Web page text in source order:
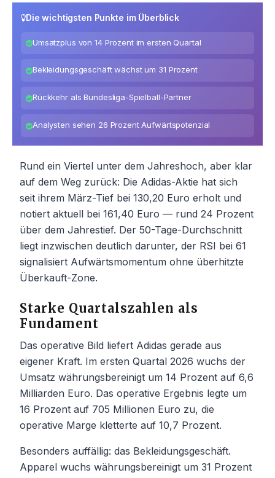
Die wichtigsten Punkte im Überblick
Umsatzplus von 14 Prozent im ersten Quartal
Bekleidungsgeschäft wächst um 31 Prozent
Rückkehr als Bundesliga-Spielball-Partner
Analysten sehen 26 Prozent Aufwärtspotenzial
Rund ein Viertel unter dem Jahreshoch, aber klar
auf dem Weg zurück: Die Adidas-Aktie hat sich
seit ihrem März-Tief bei 130,20 Euro erholt und
notiert aktuell bei 161,40 Euro — rund 24 Prozent
über dem Jahrestief. Der 50-Tage-Durchschnitt
liegt inzwischen deutlich darunter, der RSI bei 61
signalisiert Aufwärtsmomentum ohne überhitzte
Überkauft-Zone.
Starke Quartalszahlen als
Fundament
Das operative Bild liefert Adidas gerade aus
eigener Kraft. Im ersten Quartal 2026 wuchs der
Umsatz währungsbereinigt um 14 Prozent auf 6,6
Milliarden Euro. Das operative Ergebnis legte um
16 Prozent auf 705 Millionen Euro zu, die
operative Marge kletterte auf 10,7 Prozent.
Besonders auffällig: das Bekleidungsgeschäft.
Apparel wuchs währungsbereinigt um 31 Prozent